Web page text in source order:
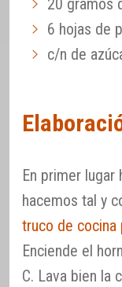
6 hojas de
c/n de
En primer lugar
hacemos tal y
truco de cocina
Enciende el
C. Lava bien la